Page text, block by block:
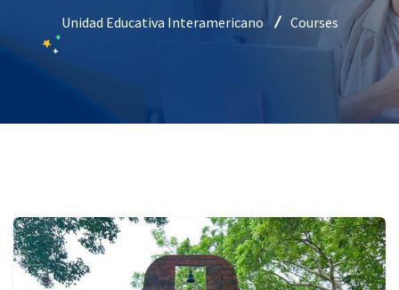
Unidad Educativa Interamericano Courses